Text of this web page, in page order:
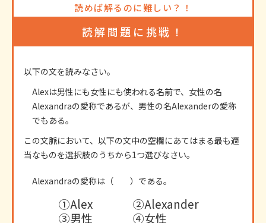
読めば解るのに難しい？！
読解問題に挑戦！
以下の文を読みなさい。
Alexは男性にも女性にも使われる名前で、女性の名
Alexandraの愛称であるが、男性の名Alexanderの愛称
でもある。
この文脈において、以下の文中の空欄にあてはまる最も適
当なものを選択肢のうちから1つ選びなさい。
Alexandraの愛称は（ ）である。
①Alex
②Alexander
③男性
④女性